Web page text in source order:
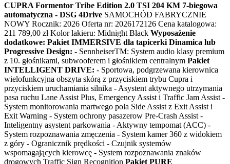
CUPRA Formentor Tribe Edition 2.0 TSI 204 KM 7-biegowa
automatyczna - DSG 4Drive SAMOCHÓD FABRYCZNIE
NOWY Rocznik: 2026 Oferta nr: 2026172126 Cena katalogowa:
211 789,00 zł Kolor lakieru: Midnight Black Wyposażenie
dodatkowe: Pakiet IMMERSIVE dla tapicerki Dinamica lub
Progressive Design: - SennheiserTM: System audio klasy premium
z 10. głośnikami, subwooferem i głośnikiem centralnym Pakiet
INTELLIGENT DRIVE: - Sportowa, podgrzewana kierownica
wielofunkcyjna obszyta skórą z przyciskiem trybu Cupra i
przyciskiem uruchamiania silnika - Asystent aktywnego utrzymania
pasa ruchu Lane Assist Plus, Emergency Assist i Traffic Jam Assist -
System monitorowania martwego pola Side Assist z Exit Assist i
Exit Warning - System ochrony pasazerow Pre-Crash Assist -
Inteligentny asystent parkowania - Aktywny tempomat (ACC) -
System rozpoznawania zmęczenia - System kamer 360 z widokiem
z góry - Ogranicznik prędkości - Czujnik systemów
wspomagających kierowcę - System rozpoznawania znaków
drogowych Traffic Sign Recognition Pakiet PURE